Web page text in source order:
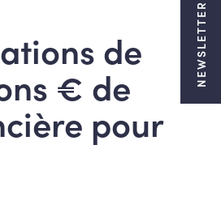
NEWSLETTER
de
€ de
pour